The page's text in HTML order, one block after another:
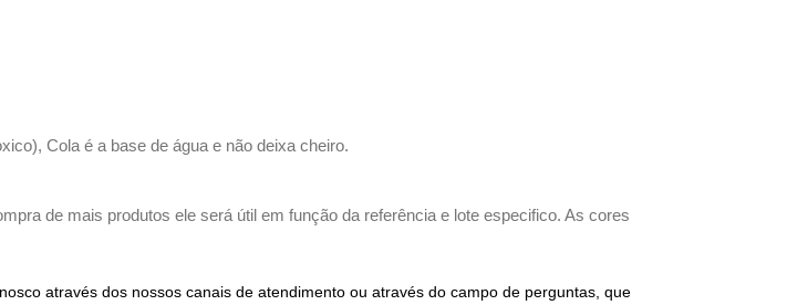
Cola é a base de água e não deixa cheiro.
de mais produtos ele será útil em função da referência e lote especifico. As cores
através dos nossos canais de atendimento ou através do campo de perguntas, que